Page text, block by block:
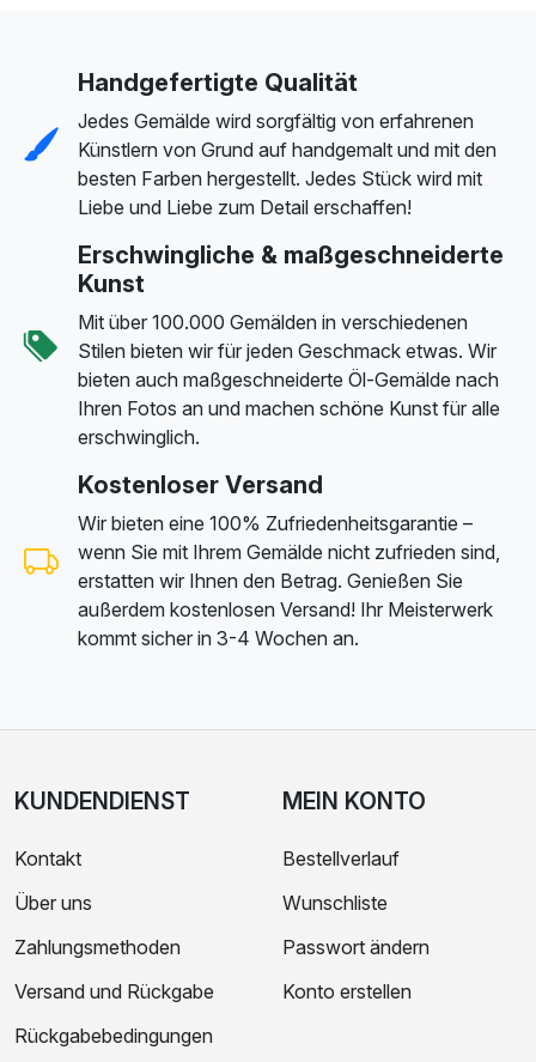
Handgefertigte Qualität
Jedes Gemälde wird sorgfältig von erfahrenen
Künstlern von Grund auf handgemalt und mit den
besten Farben hergestellt. Jedes Stück wird mit
Liebe und Liebe zum Detail erschaffen!
Erschwingliche & maßgeschneiderte
Kunst
Mit über 100.000 Gemälden in verschiedenen
Stilen bieten wir für jeden Geschmack etwas. Wir
bieten auch maßgeschneiderte Öl-Gemälde nach
Ihren Fotos an und machen schöne Kunst für alle
erschwinglich.
Kostenloser Versand
Wir bieten eine 100% Zufriedenheitsgarantie –
wenn Sie mit Ihrem Gemälde nicht zufrieden sind,
erstatten wir Ihnen den Betrag. Genießen Sie
außerdem kostenlosen Versand! Ihr Meisterwerk
kommt sicher in 3-4 Wochen an.
KUNDENDIENST
Kontakt
Über uns
Zahlungsmethoden
Versand und Rückgabe
Rückgabebedingungen
MEIN KONTO
Bestellverlauf
Wunschliste
Passwort ändern
Konto erstellen